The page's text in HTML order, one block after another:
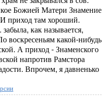
Божией Матери Знамение
приход там хороший.
как называется,
воскресеньям какой-нибудь
А приход - Знаменского
напротив Рамстора
Впрочем, я давненько